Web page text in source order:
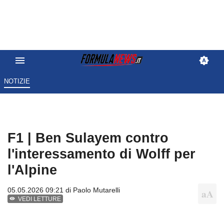
NOTIZIE
F1 | Ben Sulayem contro
l'interessamento di Wolff per
l'Alpine
05.05.2026 09:21 di Paolo Mutarelli
VEDI LETTURE